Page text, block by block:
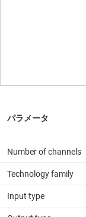
Number of channels
Technology family
Input type